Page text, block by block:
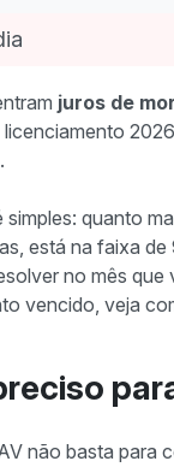
juros de
simples: quanto
está na faixa
no mês
vencido, veja
não basta para